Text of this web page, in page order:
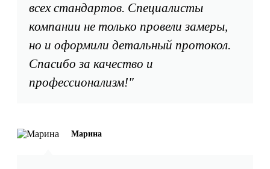
всех стандартов. Специалисты
компании не только провели замеры,
но и оформили детальный протокол.
Спасибо за качество и
профессионализм!"
Марина